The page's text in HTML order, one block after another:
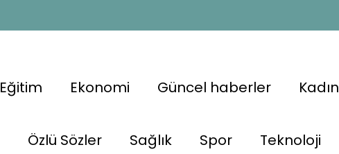
Eğitim Ekonomi Güncel haberler Kadın
Özlü Sözler Sağlık Spor Teknoloji